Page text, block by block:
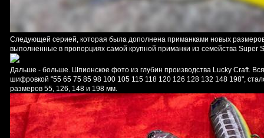
Следующей серией, которая была дополнена приманками новых
выполненные в пропорциях самой крупной приманки из семейства Super
Дальше - больше. Шпионское фото из глубин производства Lucky Craft.
шифровкой "55 65 75 85 98 100 105 115 118 120 126 128 132 148 198",
размеров 55, 126, 148 и 198 мм.